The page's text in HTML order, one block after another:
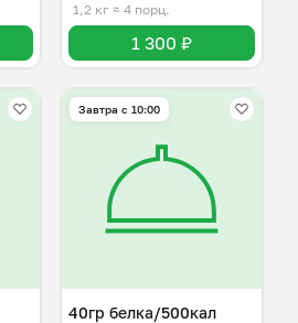
1,2 кг ≈ 4 порц.
1 300 ₽
Завтра c 10:00
40гр белка/500кал